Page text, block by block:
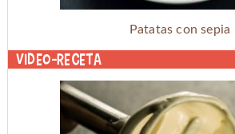
Patatas con sepia
Video-receta